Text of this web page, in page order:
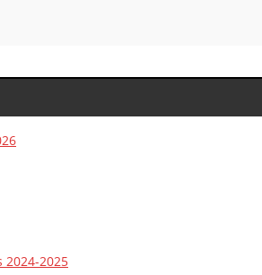
2024-2025